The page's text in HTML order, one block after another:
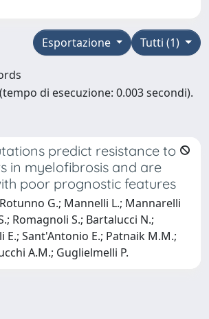
Tutti (1)
Esportazione
di esecuzione: 0.003 secondi).
predict resistance to
in myelofibrosis and are
poor prognostic features
G.; Mannelli L.; Mannarelli
Romagnoli S.; Bartalucci N.;
E.; Sant'Antonio E.; Patnaik M.M.;
A.M.; Guglielmelli P.